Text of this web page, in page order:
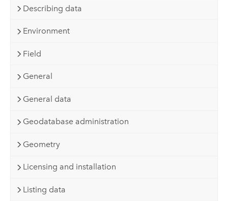
Describing data
Environment
Field
General
General data
Geodatabase administration
Geometry
Licensing and installation
Listing data